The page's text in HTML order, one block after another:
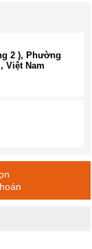
2 ), Phường
Việt Nam